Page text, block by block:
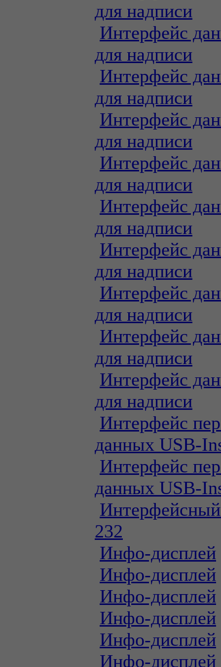
для надписи
Интерфейс
для надписи
Интерфейс
для надписи
Интерфейс
для надписи
Интерфейс
для надписи
Интерфейс
для надписи
Интерфейс
для надписи
Интерфейс
для надписи
Интерфейс
для надписи
Интерфейс
для надписи
Интерфейс
данных USB-
Интерфейс
данных USB-
Интерфейсный
232
Инфо-дисплей
Инфо-дисплей
Инфо-дисплей
Инфо-дисплей
Инфо-дисплей
Инфо-дисплей